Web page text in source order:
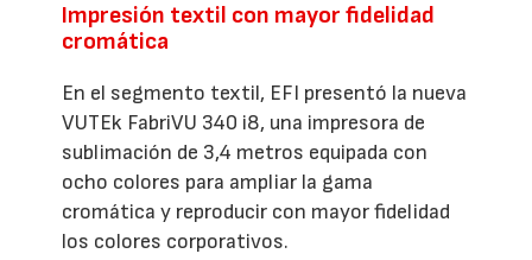
Impresión textil con mayor fidelidad
cromática
En el segmento textil, EFI presentó la nueva
VUTEk FabriVU 340 i8, una impresora de
sublimación de 3,4 metros equipada con
ocho colores para ampliar la gama
cromática y reproducir con mayor fidelidad
los colores corporativos.